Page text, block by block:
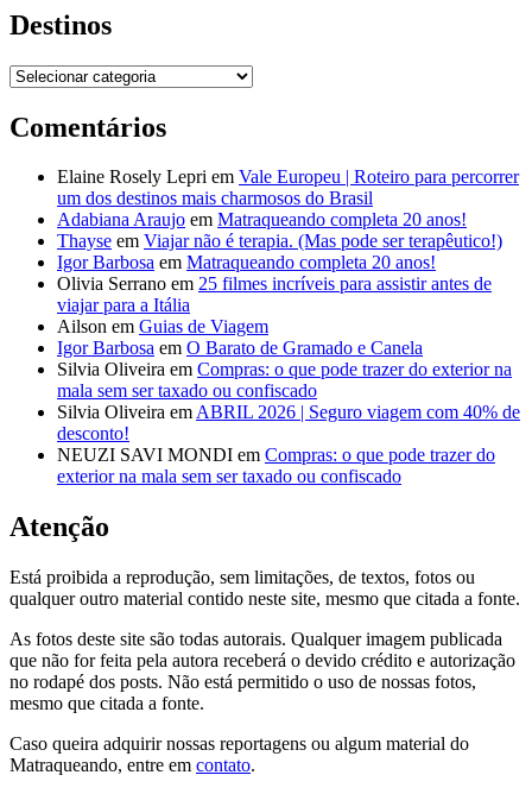
Destinos
Destinos
Comentários
Elaine Rosely Lepri em Vale Europeu | Roteiro para percorrer
um dos destinos mais charmosos do Brasil
Adabiana Araujo em Matraqueando completa 20 anos!
Thayse em Viajar não é terapia. (Mas pode ser terapêutico!)
Igor Barbosa em Matraqueando completa 20 anos!
Olivia Serrano em 25 filmes incríveis para assistir antes de
viajar para a Itália
Ailson em Guias de Viagem
Igor Barbosa em O Barato de Gramado e Canela
Silvia Oliveira em Compras: o que pode trazer do exterior na
mala sem ser taxado ou confiscado
Silvia Oliveira emABRIL 2026 | Seguro viagem com 40% de
desconto!
NEUZI SAVI MONDI em Compras: o que pode trazer do
exterior na mala sem ser taxado ou confiscado
Atenção
Está proibida a reprodução, sem limitações, de textos, fotos ou
qualquer outro material contido neste site, mesmo que citada a fonte.
As fotos deste site são todas autorais. Qualquer imagem publicada
que não for feita pela autora receberá o devido crédito e autorização
no rodapé dos posts. Não está permitido o uso de nossas fotos,
mesmo que citada a fonte.
Caso queira adquirir nossas reportagens ou algum material do
Matraqueando, entre em contato.